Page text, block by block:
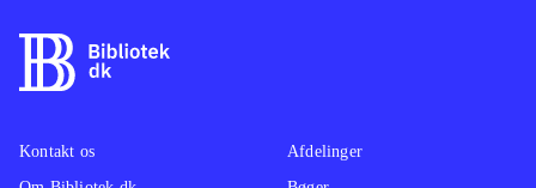
som søm i en dåse, og det suppleres
af en underlig malplaceret pompøs
man kan spille op til 4 sammen,
Kontakt os
Afdelinger